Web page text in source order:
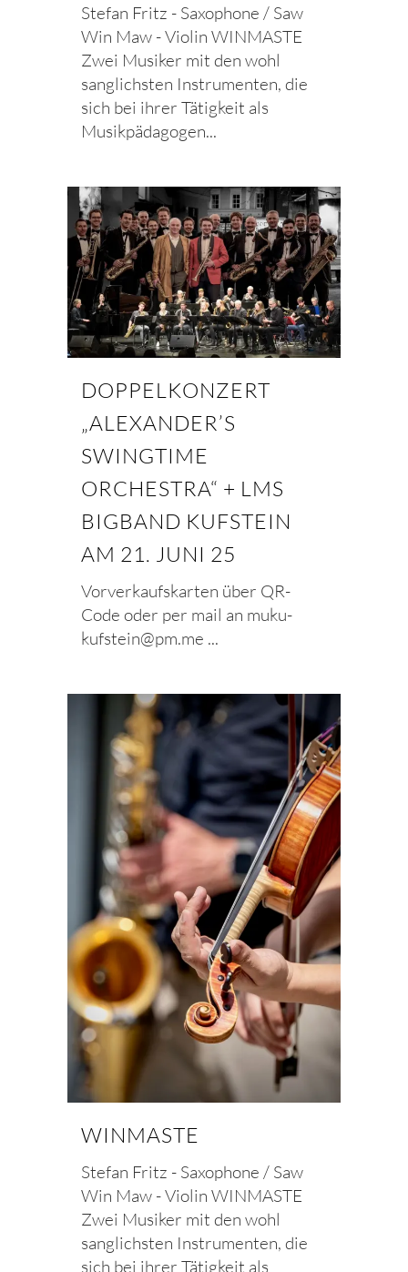
Stefan Fritz - Saxophone / Saw
Win Maw - Violin WINMASTE
Zwei Musiker mit den wohl
sanglichsten Instrumenten, die
sich bei ihrer Tätigkeit als
Musikpädagogen...
DOPPELKONZERT
„ALEXANDER’S
SWINGTIME
ORCHESTRA“ + LMS
BIGBAND KUFSTEIN
AM 21. JUNI 25
Vorverkaufskarten über QR-
Code oder per mail an muku-
kufstein@pm.me ...
WINMASTE
Stefan Fritz - Saxophone / Saw
Win Maw - Violin WINMASTE
Zwei Musiker mit den wohl
sanglichsten Instrumenten, die
sich bei ihrer Tätigkeit als